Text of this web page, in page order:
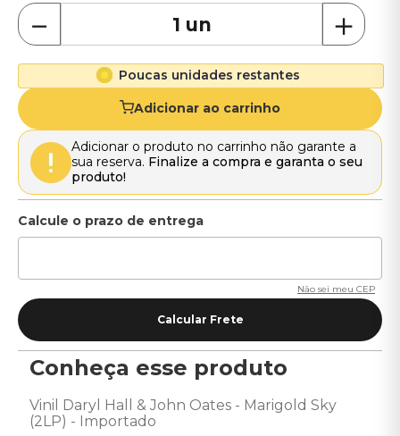
＋
－
Poucas unidades restantes
Adicionar ao carrinho
Adicionar o produto no carrinho não garante a
sua reserva. Finalize a compra e garanta o seu
produto!
Não sei meu CEP
Conheça esse produto
Vinil Daryl Hall & John Oates - Marigold Sky
(2LP) - Importado